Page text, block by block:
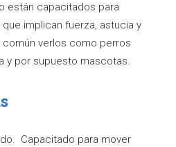
están capacitados para
implican fuerza, astucia y
verlos como perros
y por supuesto mascotas.
Capacitado para mover